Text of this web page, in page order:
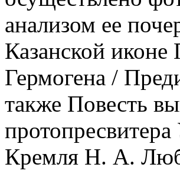
анализом ее
Казанской
Гермогена /
также Повесть
Кремля Н. А.